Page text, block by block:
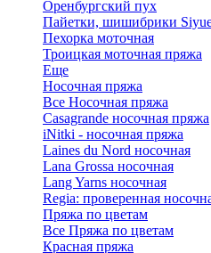
Оренбургский пух
Пайетки, шишибрики
Пехорка моточная
Троицкая моточная пряжа
Еще
Носочная пряжа
Все Носочная пряжа
Casagrande носочная пряжа
iNitki - носочная пряжа
Laines du Nord носочная
Lana Grossa носочная
Lang Yarns носочная
Regia: проверенная
Пряжа по цветам
Все Пряжа по цветам
Красная пряжа